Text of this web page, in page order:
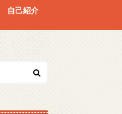
自己紹介